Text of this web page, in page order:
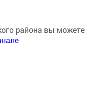
района вы можете